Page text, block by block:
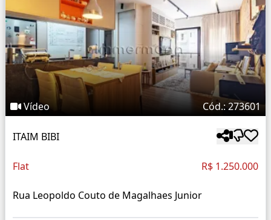
Vídeo Cód.: 273601
ITAIM BIBI
Flat R$ 1.250.000
Rua Leopoldo Couto de Magalhaes Junior